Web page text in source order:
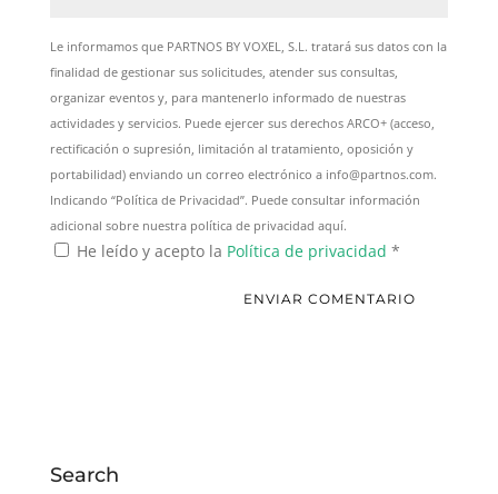
Le informamos que PARTNOS BY VOXEL, S.L. tratará sus datos con la
finalidad de gestionar sus solicitudes, atender sus consultas,
organizar eventos y, para mantenerlo informado de nuestras
actividades y servicios. Puede ejercer sus derechos ARCO+ (acceso,
rectificación o supresión, limitación al tratamiento, oposición y
portabilidad) enviando un correo electrónico a info@partnos.com.
Indicando “Política de Privacidad”. Puede consultar información
adicional sobre nuestra política de privacidad aquí.
He leído y acepto la Política de privacidad *
Search